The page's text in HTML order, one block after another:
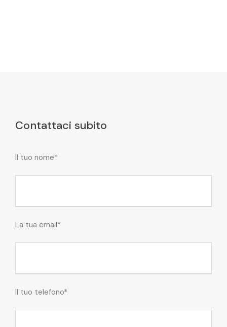
Contattaci subito
Il tuo nome*
La tua email*
Il tuo telefono*